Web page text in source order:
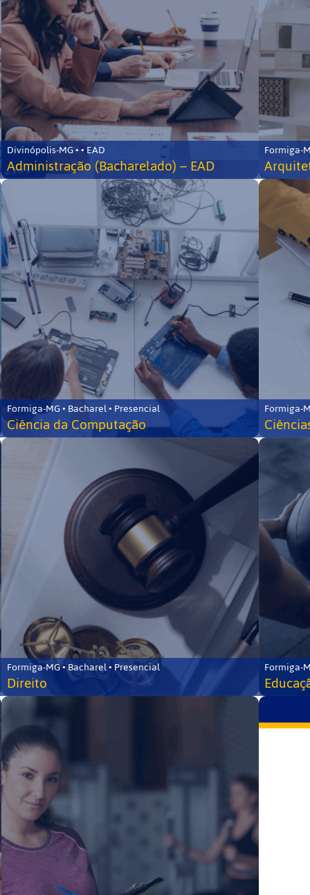
Divinópolis-MG • • EAD
Administração (Bacharelado) – EAD
Formiga-
Formiga-MG • Bacharel • Presencial
Ciência da Computação
Formiga-
Formiga-MG • Bacharel • Presencial
Direito
Formiga-